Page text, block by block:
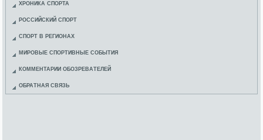
ХРОНИКА СПОРТА
РОССИЙСКИЙ СПОРТ
СПОРТ В РЕГИОНАХ
МИРОВЫЕ СПОРТИВНЫЕ СОБЫТИЯ
КОММЕНТАРИИ ОБОЗРЕВАТЕЛЕЙ
ОБРАТНАЯ СВЯЗЬ